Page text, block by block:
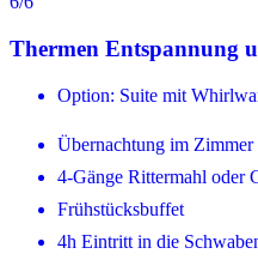
Thermen Entspannung
Option: Suite mit
Übernachtung im Zimmer
4-Gänge Rittermahl oder
Frühstücksbuffet
4h Eintritt in die